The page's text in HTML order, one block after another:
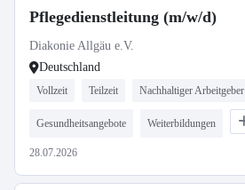
Pflegedienstleitung (m/w/d)
Diakonie Allgäu e.V.
Deutschland
Vollzeit Teilzeit Nachhaltiger Arbeitgeber
Gesundheitsangebote Weiterbildungen
28.07.2026